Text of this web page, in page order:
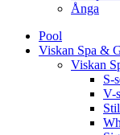
Ånga
Pool
Viskan Spa &
Viskan
S-
V-